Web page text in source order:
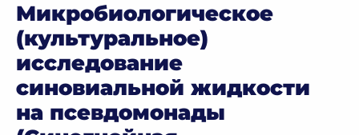
Микробиологическое
(культуральное)
исследование
синовиальной жидкости
на псевдомонады